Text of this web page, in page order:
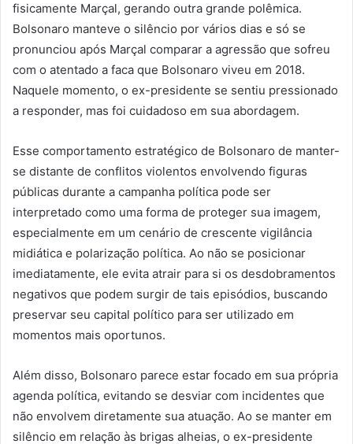
fisicamente Marçal, gerando outra grande polêmica.
Bolsonaro manteve o silêncio por vários dias e só se
pronunciou após Marçal comparar a agressão que sofreu
com o atentado a faca que Bolsonaro viveu em 2018.
Naquele momento, o ex-presidente se sentiu pressionado
a responder, mas foi cuidadoso em sua abordagem.
Esse comportamento estratégico de Bolsonaro de manter-
se distante de conflitos violentos envolvendo figuras
públicas durante a campanha política pode ser
interpretado como uma forma de proteger sua imagem,
especialmente em um cenário de crescente vigilância
midiática e polarização política. Ao não se posicionar
imediatamente, ele evita atrair para si os desdobramentos
negativos que podem surgir de tais episódios, buscando
preservar seu capital político para ser utilizado em
momentos mais oportunos.
Além disso, Bolsonaro parece estar focado em sua própria
agenda política, evitando se desviar com incidentes que
não envolvem diretamente sua atuação. Ao se manter em
silêncio em relação às brigas alheias, o ex-presidente